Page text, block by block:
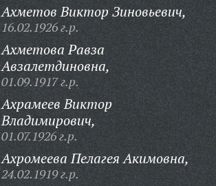
Ахметов Виктор Зиновьевич,
16.02.1926 г.р.
Ахметова Равза
Авзалетдиновна,
01.09.1917 г.р.
Ахрамеев Виктор
Владимирович,
01.07.1926 г.р.
Ахромеева Пелагея Акимовна,
24.02.1919 г.р.